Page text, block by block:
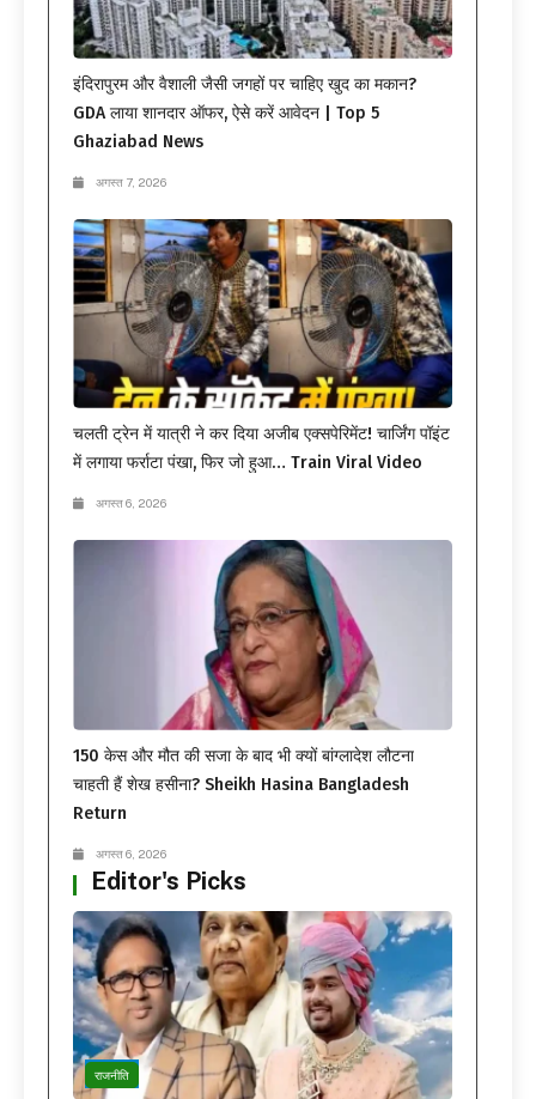
इंदिरापुरम और वैशाली जैसी जगहों पर चाहिए खुद का मकान?
GDA लाया शानदार ऑफर, ऐसे करें आवेदन | Top 5
Ghaziabad News
अगस्त 7, 2026
चलती ट्रेन में यात्री ने कर दिया अजीब एक्सपेरिमेंट! चार्जिंग पॉइंट
में लगाया फर्राटा पंखा, फिर जो हुआ… Train Viral Video
अगस्त 6, 2026
150 केस और मौत की सजा के बाद भी क्यों बांग्लादेश लौटना
चाहती हैं शेख हसीना? Sheikh Hasina Bangladesh
Return
अगस्त 6, 2026
Editor's Picks
राजनीति